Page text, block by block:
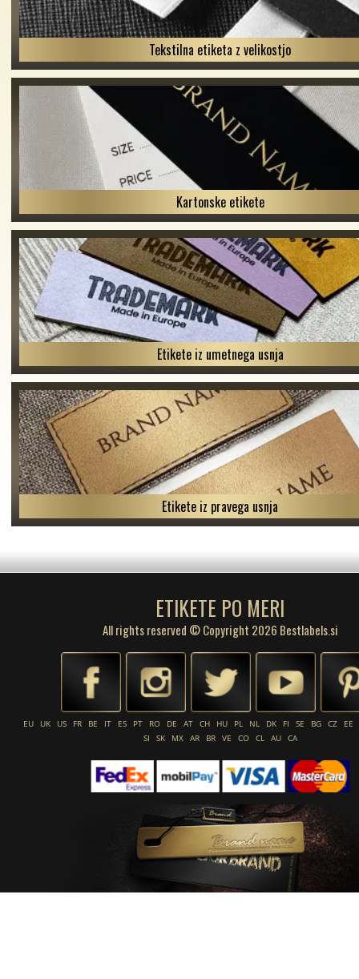
Tekstilna etiketa z velikostjo
Kartonske etikete
Etikete iz umetnega usnja
Etikete iz pravega usnja
ETIKETE PO MERI
All rights reserved © Copyright 2026 Bestlabels.si
EU UK US FR BE IT ES PT RO DE AT CH HU PL NL DK FI SE BG CZ
EE
SI
SK MX AR BR VE CO CL AU CA